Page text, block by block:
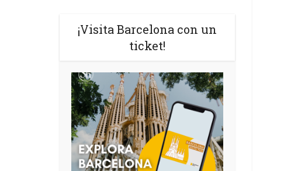
¡Visita Barcelona con un
ticket!